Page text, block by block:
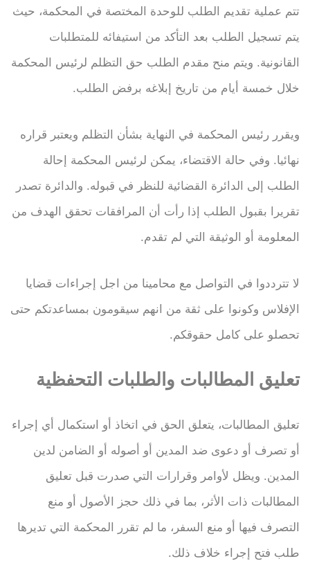
تتم عملية تقديم الطلب للوحدة المختصة في المحكمة، حيث
يتم تسجيل الطلب بعد التأكد من استيفائه للمتطلبات
القانونية. ويتم منح مقدم الطلب حق التظلم لرئيس المحكمة
خلال خمسة أيام من تاريخ إبلاغه برفض الطلب.
ويقرر رئيس المحكمة في النهاية بشأن التظلم ويعتبر قراره
نهائيا. وفي حالة الاقتضاء، يمكن لرئيس المحكمة إحالة
الطلب إلى الدائرة القضائية للنظر في قبوله. والدائرة تصدر
تقريرا بقبول الطلب إذا رأت أن المرافقات تحقق الهدف من
المعلومة أو الوثيقة التي لم تقدم.
لا تترددوا في التواصل مع محامينا من اجل إجراءات قضايا
الإفلاس وكونوا على ثقة من انهم سيقومون بمساعدتكم حتى
تحصلو على كامل حقوقكم.
تعليق المطالبات والطلبات التحفظية
تعليق المطالبات، يتعلق الحق في اتخاذ أو استكمال أي إجراء
أو تصرف أو دعوى ضد المدين أو أصوله أو الضامن لدين
المدين. ويظل لأوامر وقرارات التي صدرت قبل تعليق
المطالبات ذات الأثر، بما في ذلك حجز الأصول أو منع
التصرف فيها أو منع السفر، ما لم تقرر المحكمة التي تديرها
طلب فتح إجراء خلاف ذلك.